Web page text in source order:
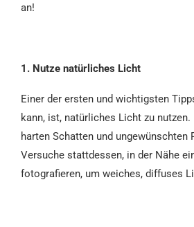
an!
1. Nutze natürliches Licht
Einer der ersten und wichtigsten
kann, ist, natürliches Licht zu
harten Schatten und ungewünschten
Versuche stattdessen, in der Nähe
fotografieren, um weiches, diffuses